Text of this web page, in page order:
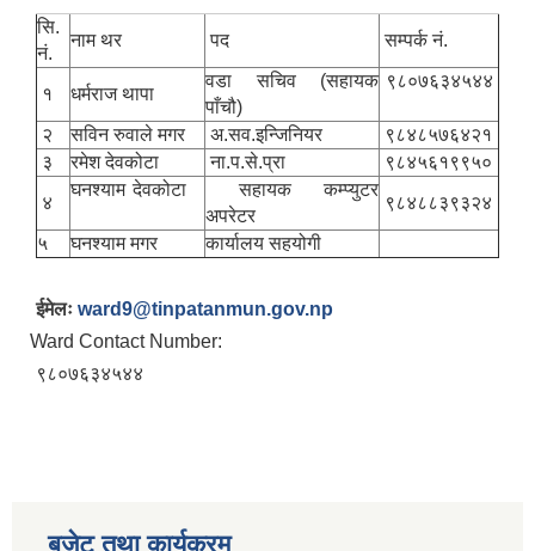
सि.
नं.
नाम थर पद सम्पर्क नं.
१ धर्मराज थापा
वडा सचिव (सहायक
पाँचौ)
९८०७६३४५४४
२ सविन रुवाले मगर अ.सव.इन्जिनियर
९८४८५७६४२१
३
रमेश देवकोटा ना.प.से.प्रा
९८४५६१९९५०
४
घनश्याम देवकोटा
सहायक कम्प्युटर
अपरेटर
९८४८८३९३२४
५
घनश्याम मगर कार्यालय सहयोगी
ईमेलः ward9@tinpatanmun.gov.np
Ward Contact Number:
९८०७६३४५४४
बजेट तथा कार्यक्रम